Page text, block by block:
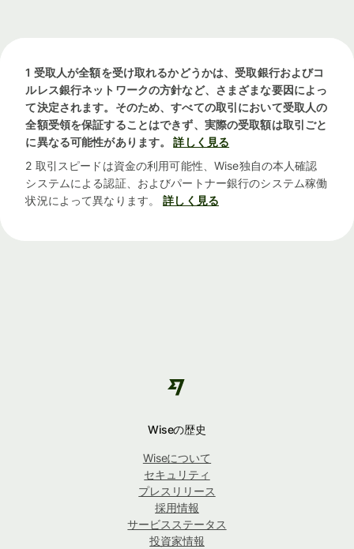
1 受取人が全額を受け取れるかどうかは、受取銀行およびコ
ルレス銀行ネットワークの方針など、さまざまな要因によっ
て決定されます。そのため、すべての取引において受取人の
全額受領を保証することはできず、実際の受取額は取引ごと
に異なる可能性があります。
詳しく見る
2 取引スピードは資金の利用可能性、Wise独自の本人確認
システムによる認証、およびパートナー銀行のシステム稼働
状況によって異なります。
詳しく見る
Wiseの歴史
Wiseについて
セキュリティ
プレスリリース
採用情報
サービスステータス
投資家情報